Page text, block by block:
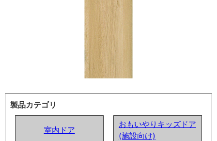
製品カテゴリ
室内ドア
おもいやりキッズドア
(施設向け)